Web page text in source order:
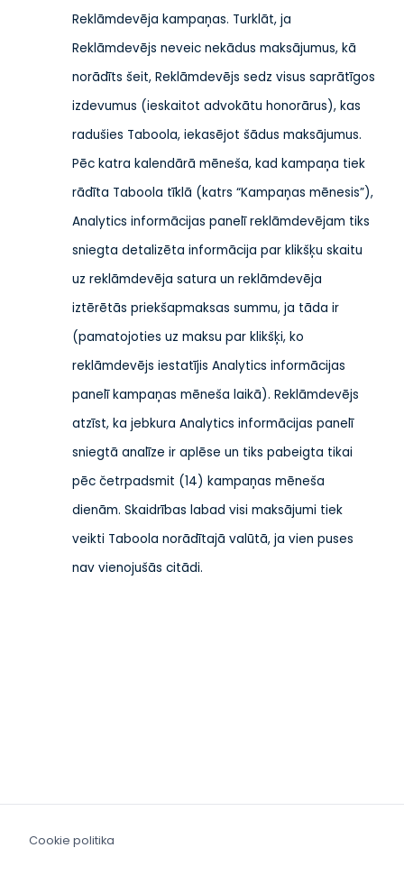
Reklāmdevēja kampaņas. Turklāt, ja
Reklāmdevējs neveic nekādus maksājumus, kā
norādīts šeit, Reklāmdevējs sedz visus saprātīgos
izdevumus (ieskaitot advokātu honorārus), kas
radušies Taboola, iekasējot šādus maksājumus.
Pēc katra kalendārā mēneša, kad kampaņa tiek
rādīta Taboola tīklā (katrs “Kampaņas mēnesis”),
Analytics informācijas panelī reklāmdevējam tiks
sniegta detalizēta informācija par klikšķu skaitu
uz reklāmdevēja satura un reklāmdevēja
iztērētās priekšapmaksas summu, ja tāda ir
(pamatojoties uz maksu par klikšķi, ko
reklāmdevējs iestatījis Analytics informācijas
panelī kampaņas mēneša laikā). Reklāmdevējs
atzīst, ka jebkura Analytics informācijas panelī
sniegtā analīze ir aplēse un tiks pabeigta tikai
pēc četrpadsmit (14) kampaņas mēneša
dienām. Skaidrības labad visi maksājumi tiek
veikti Taboola norādītajā valūtā, ja vien puses
nav vienojušās citādi.
Cookie politika